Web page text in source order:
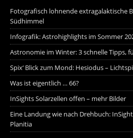
Fotografisch lohnende extragalaktische
Südhimmel
Infografik: Astrohighlights im Sommer
Astronomie im Winter: 3 schnelle Tipps,
Spix‘ Blick zum Mond: Hesiodus –
Was ist eigentlich … 66?
InSights Solarzellen offen – mehr Bilder
Eine Landung wie nach Drehbuch:
Planitia